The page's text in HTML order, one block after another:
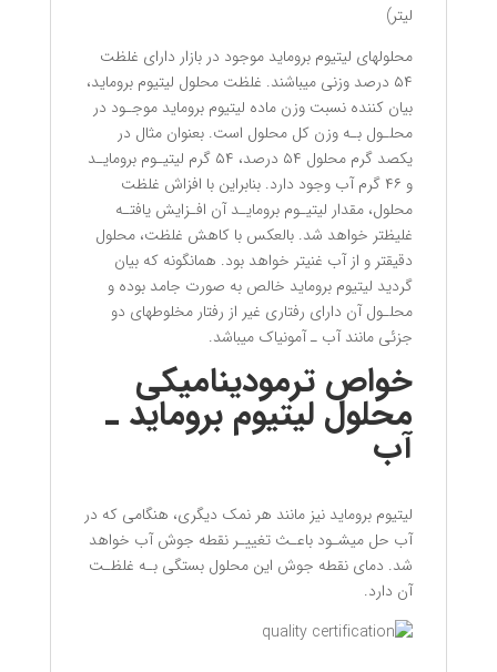
لیتر)
محلولهای لیتیوم بروماید موجود در بازار دارای غلظت
۵۴ درصد وزنی میباشند. غلظت محلول لیتیوم بروماید،
بیان کننده نسبت وزن ماده لیتیوم بروماید موجـود در
محلـول بـه وزن کل محلول است. بعنوان مثال در
یکصد گرم محلول ۵۴ درصد، ۵۴ گرم لیتیـوم برومایـد
و ۴۶ گرم آب وجود دارد. بنابراین با افزاش غلظت
محلول، مقدار لیتیـوم برومایـد آن افـزایش یافتـه
غلیظتر خواهد شد. بالعکس با کاهش غلظت، محلول
دقیقتر و از آب غنیتر خواهد بود. همانگونه که بیان
گردید لیتیوم بروماید خالص به صورت جامد بوده و
محلـول آن دارای رفتاری غیر از رفتار مخلوطهای دو
جزئی مانند آب ـ آمونیاک میباشد.
خواص ترمودینامیکی
محلول لیتیوم بروماید ـ
آب
لیتیوم بروماید نیز مانند هر نمک دیگری، هنگامی که در
آب حل میشـود باعـث تغییـر نقطه جوش آب خواهد
شد. دمای نقطه جوش این محلول بستگی بـه غلظـت
آن دارد.